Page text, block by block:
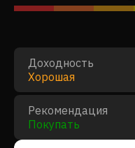
Доходность
Хорошая
Рекомендация
Покупать